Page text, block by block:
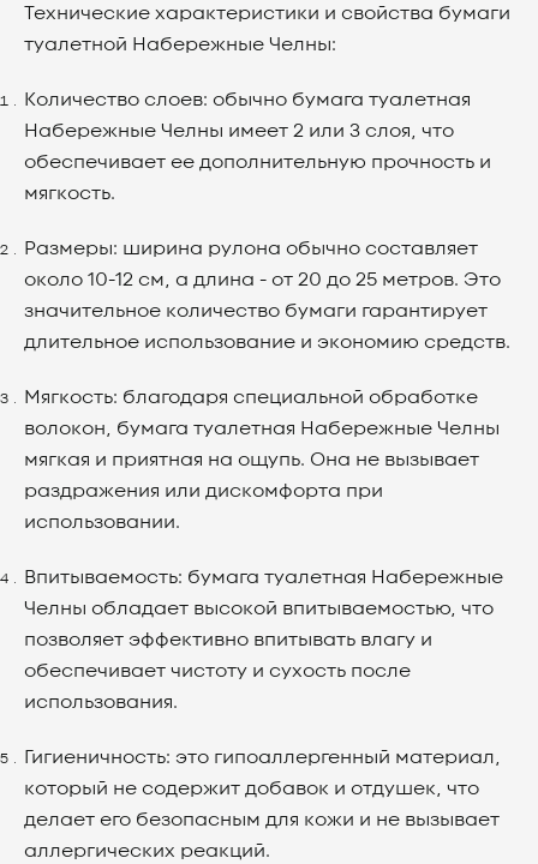
Технические характеристики и свойства бумаги
туалетной Набережные Челны:
Количество слоев: обычно бумага туалетная
Набережные Челны имеет 2 или 3 слоя, что
обеспечивает ее дополнительную прочность и
мягкость.
Размеры: ширина рулона обычно составляет
около 10-12 см, а длина - от 20 до 25 метров. Это
значительное количество бумаги гарантирует
длительное использование и экономию средств.
Мягкость: благодаря специальной обработке
волокон, бумага туалетная Набережные Челны
мягкая и приятная на ощупь. Она не вызывает
раздражения или дискомфорта при
использовании.
Впитываемость: бумага туалетная Набережные
Челны обладает высокой впитываемостью, что
позволяет эффективно впитывать влагу и
обеспечивает чистоту и сухость после
использования.
Гигиеничность: это гипоаллергенный материал,
который не содержит добавок и отдушек, что
делает его безопасным для кожи и не вызывает
аллергических реакций.